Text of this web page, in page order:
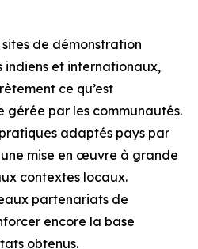
de démonstration
indiens et internationaux,
ce qu’est
gérée par les communautés.
adaptés pays par
mise en œuvre à grande
contextes locaux.
partenariats de
encore la base
obtenus.